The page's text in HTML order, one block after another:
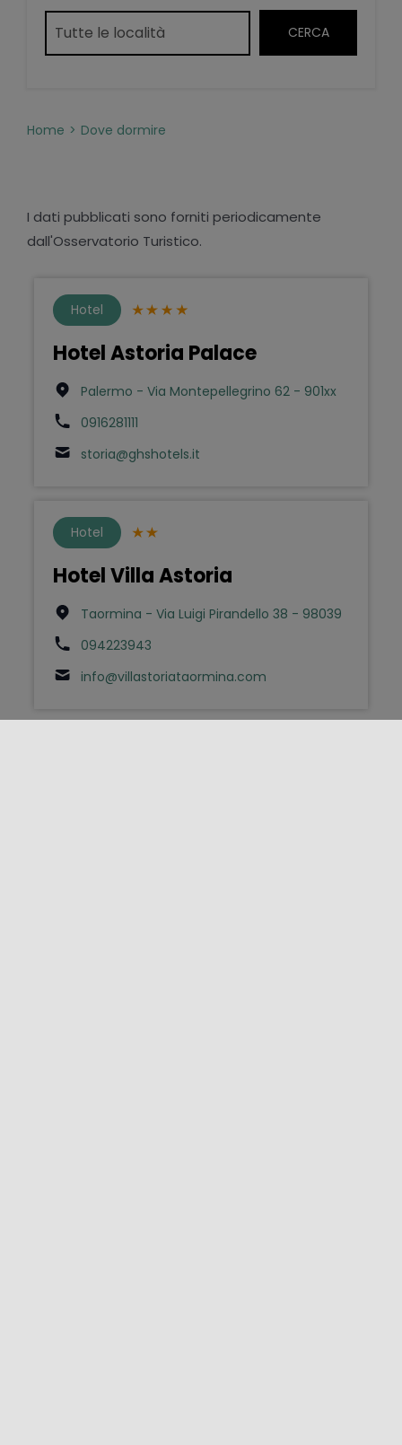
Home Dove dormire
I dati pubblicati sono forniti periodicamente
dall'Osservatorio Turistico.
Hotel
Hotel Astoria Palace
Palermo - Via Montepellegrino 62 - 901xx
0916281111
storia@ghshotels.it
Hotel
Hotel Villa Astoria
Taormina - Via Luigi Pirandello 38 - 98039
094223943
info@villastoriataormina.com